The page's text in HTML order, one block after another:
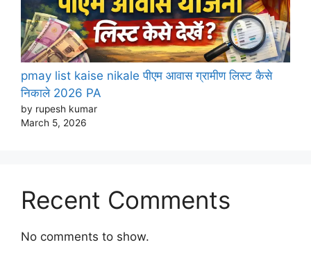
pmay list kaise nikale पीएम आवास ग्रामीण लिस्ट कैसे
निकाले 2026 PA
by rupesh kumar
March 5, 2026
Recent Comments
No comments to show.